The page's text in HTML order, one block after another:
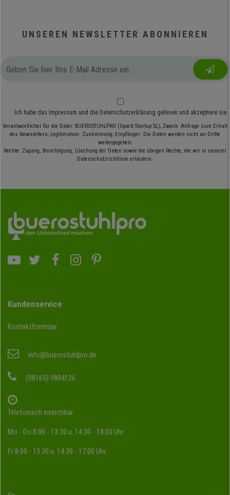
UNSEREN NEWSLETTER ABONNIEREN
Ich habe das Impressum und die Datenschutzerklärung gelesen und akzeptiere sie
Verantwortlicher für die Datei: BUEROSTUHLPRO (Ilpack Startup SL); Zweck: Anfrage zum Erhalt
des Newsletters; Legitimation: Zustimmung; Empfänger: Die Daten werden nicht an Dritte
weitergegeben;
Rechte: Zugang, Berichtigung, Löschung der Daten sowie die übrigen Rechte, die wir in unserer
Datenschutzrichtlinie erläutern.
Kundenservice
Kontaktformular
info@buerostuhlpro.de
(08165) 9804126
Telefonisch erreichbar:
Mo - Do 8:00 - 13:30 u. 14:30 - 18:00 Uhr
Fr 8:00 - 13:30 u. 14:30 - 17:00 Uhr